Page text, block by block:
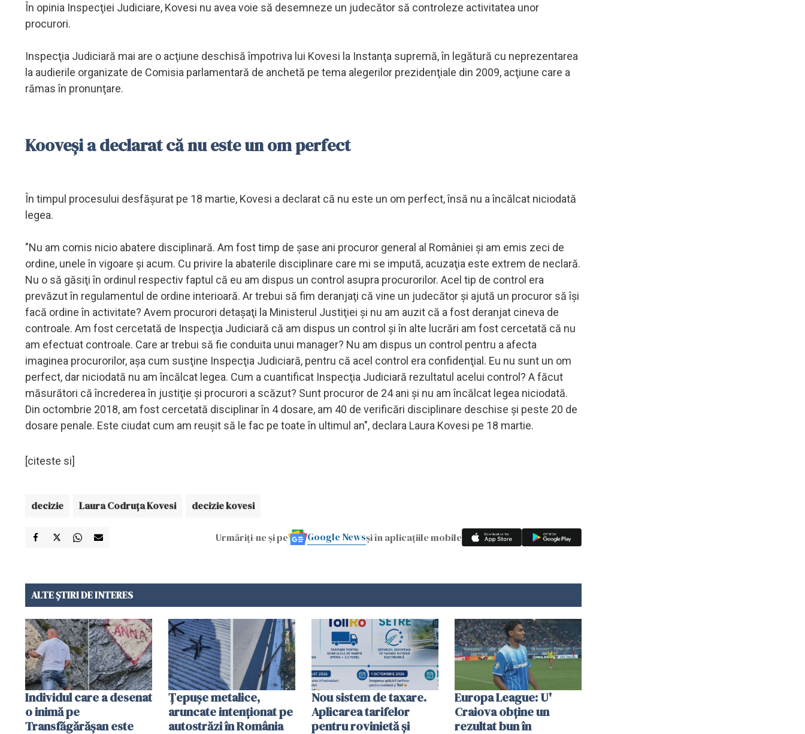
În opinia Inspecţiei Judiciare, Kovesi nu avea voie să desemneze un judecător să controleze activitatea unor
procurori.
Inspecţia Judiciară mai are o acţiune deschisă împotriva lui Kovesi la Instanţa supremă, în legătură cu neprezentarea
la audierile organizate de Comisia parlamentară de anchetă pe tema alegerilor prezidenţiale din 2009, acţiune care a
rămas în pronunţare.
Kooveși a declarat că nu este un om perfect
În timpul procesului desfăşurat pe 18 martie, Kovesi a declarat că nu este un om perfect, însă nu a încălcat niciodată
legea.
"Nu am comis nicio abatere disciplinară. Am fost timp de şase ani procuror general al României şi am emis zeci de
ordine, unele în vigoare şi acum. Cu privire la abaterile disciplinare care mi se impută, acuzaţia este extrem de neclară.
Nu o să găsiţi în ordinul respectiv faptul că eu am dispus un control asupra procurorilor. Acel tip de control era
prevăzut în regulamentul de ordine interioară. Ar trebui să fim deranjaţi că vine un judecător şi ajută un procuror să îşi
facă ordine în activitate? Avem procurori detaşaţi la Ministerul Justiţiei şi nu am auzit că a fost deranjat cineva de
controale. Am fost cercetată de Inspecţia Judiciară că am dispus un control şi în alte lucrări am fost cercetată că nu
am efectuat controale. Care ar trebui să fie conduita unui manager? Nu am dispus un control pentru a afecta
imaginea procurorilor, aşa cum susţine Inspecţia Judiciară, pentru că acel control era confidenţial. Eu nu sunt un om
perfect, dar niciodată nu am încălcat legea. Cum a cuantificat Inspecţia Judiciară rezultatul acelui control? A făcut
măsurători că încrederea în justiţie şi procurori a scăzut? Sunt procuror de 24 ani şi nu am încălcat legea niciodată.
Din octombrie 2018, am fost cercetată disciplinar în 4 dosare, am 40 de verificări disciplinare deschise şi peste 20 de
dosare penale. Este ciudat cum am reuşit să le fac pe toate în ultimul an", declara Laura Kovesi pe 18 martie.
[citeste si]
decizie Laura Codruţa Kovesi decizie kovesi
Urmăriți-ne și pe Google Newsși în aplicațiile mobile
ALTE ȘTIRI DE INTERES
Individul care a desenat
o inimă pe
Transfăgărășan este
Țepușe metalice,
aruncate intenționat pe
autostrăzi în România
Nou sistem de taxare.
Aplicarea tarifelor
pentru rovinietă şi
Europa League: U'
Craiova obține un
rezultat bun în